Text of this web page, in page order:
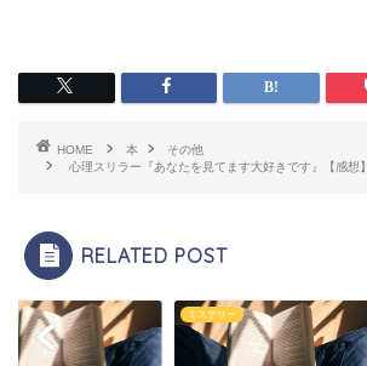
HOME 本
その他
心理スリラー『あなたを見てます大好きです』【感想】
RELATED POST
ミステリー